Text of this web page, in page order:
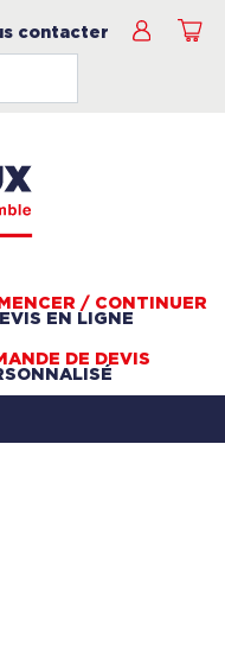
contacter
/ CONTINUER
EN LIGNE
DE DEVIS